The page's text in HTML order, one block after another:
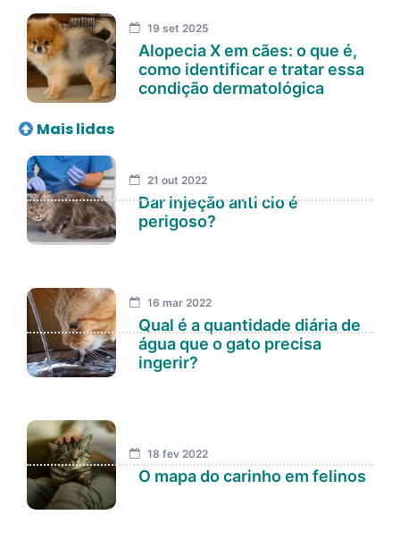
19 set 2025
Alopecia X em cães: o que é,
como identificar e tratar essa
condição dermatológica
Mais lidas
21 out 2022
Dar injeção anti cio é
perigoso?
16 mar 2022
Qual é a quantidade diária de
água que o gato precisa
ingerir?
18 fev 2022
O mapa do carinho em felinos